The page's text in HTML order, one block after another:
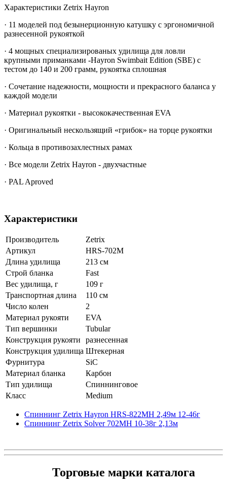
Характеристики Zetrix Hayron
· 11 моделей под безынерционную катушку с эргономичной
разнесенной рукояткой
· 4 мощных специализированых удилища для ловли
крупными приманками -Hayron Swimbait Edition (SBE) с
тестом до 140 и 200 грамм, рукоятка сплошная
· Сочетание надежности, мощности и прекрасного баланса у
каждой модели
· Материал рукоятки - высококачественная EVA
· Оригинальный нескользящий «грибок» на торце рукоятки
· Кольца в противозахлестных рамах
· Все модели Zetrix Hayron - двухчастные
· PAL Aproved
Характеристики
Производитель
Zetrix
Артикул
HRS-702M
Длина удилища
213 см
Строй бланка
Fast
Вес удилища, г
109 г
Транспортная длина
110 см
Число колен
2
Материал рукояти
EVA
Тип вершинки
Tubular
Конструкция рукояти
разнесенная
Конструкция удилища Штекерная
Фурнитура
SiC
Материал бланка
Карбон
Тип удилища
Спиннинговое
Класс
Medium
Спиннинг Zetrix Hayron HRS-822MH 2,49м 12-46г
Спиннинг Zetrix Solver 702MH 10-38г 2,13м
Торговые марки каталога